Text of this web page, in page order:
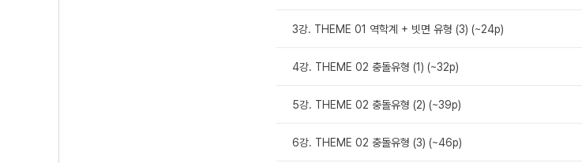
3강. THEME 01 역학계 + 빗면 유형 (3) (~24p)
4강. THEME 02 충돌유형 (1) (~32p)
5강. THEME 02 충돌유형 (2) (~39p)
6강. THEME 02 충돌유형 (3) (~46p)